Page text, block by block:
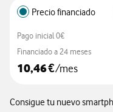
Precio financiado
Pago inicial 0€
Financiado a 24 meses
10,46€/mes
Consigue tu nuevo